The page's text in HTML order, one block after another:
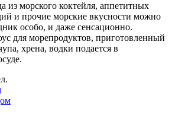
морского коктейля, аппетитных
и прочие морские вкусности можно
особо, и даже сенсационно.
для морепродуктов, приготовленный
хрена, водки подается в